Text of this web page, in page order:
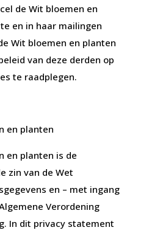
de Wit bloemen en
en in haar mailingen
Wit bloemen en planten
van deze derden op
te raadplegen.
en planten
en planten is de
zin van de Wet
en – met ingang
Verordening
In dit privacy statement